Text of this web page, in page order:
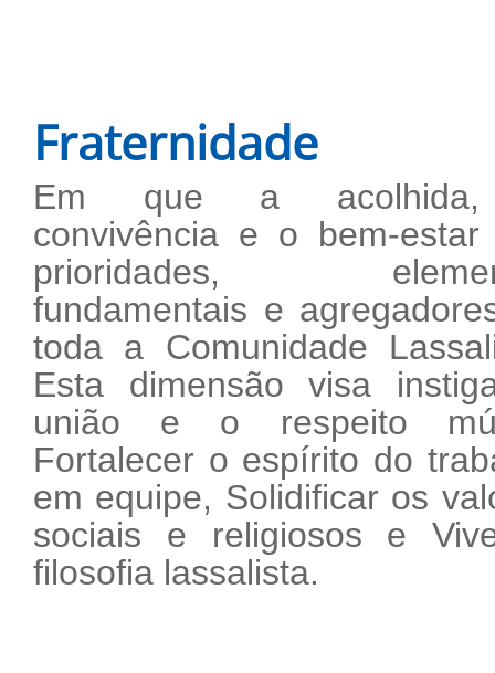
Fraternidade
Em que a
convivência e o bem-estar
prioridades,
fundamentais e
toda a Comunidade
Esta dimensão visa
união e o respeito
Fortalecer o espírito do
em equipe, Solidificar os
sociais e religiosos e
filosofia lassalista.